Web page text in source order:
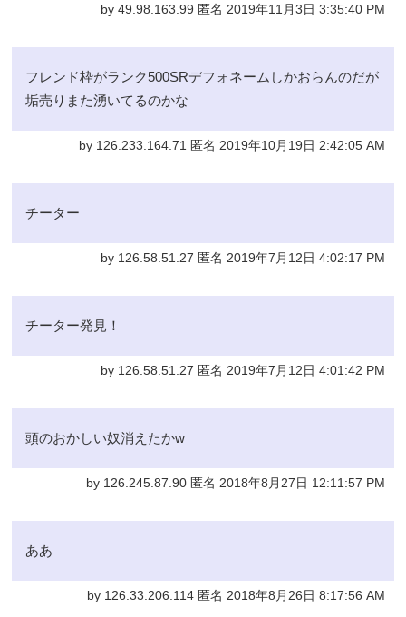
by 49.98.163.99 匿名 2019年11月3日 3:35:40 PM
フレンド枠がランク500SRデフォネームしかおらんのだが
垢売りまた湧いてるのかな
by 126.233.164.71 匿名 2019年10月19日 2:42:05 AM
チーター
by 126.58.51.27 匿名 2019年7月12日 4:02:17 PM
チーター発見！
by 126.58.51.27 匿名 2019年7月12日 4:01:42 PM
頭のおかしい奴消えたかw
by 126.245.87.90 匿名 2018年8月27日 12:11:57 PM
ああ
by 126.33.206.114 匿名 2018年8月26日 8:17:56 AM